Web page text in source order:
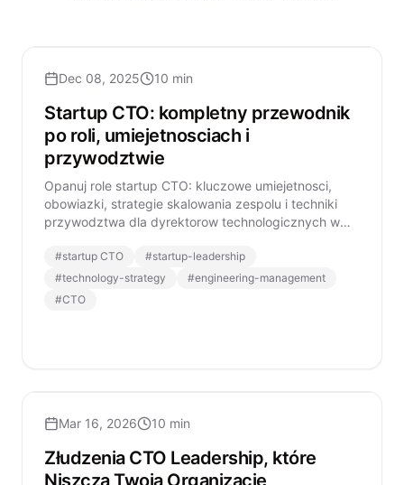
Dec 08, 2025 10 min
Startup CTO: kompletny przewodnik
po roli, umiejetnosciach i
przywodztwie
Opanuj role startup CTO: kluczowe umiejetnosci,
obowiazki, strategie skalowania zespolu i techniki
przywodztwa dla dyrektorow technologicznych w
#startup CTO #startup-leadership
#technology-strategy #engineering-management
#CTO
Mar 16, 2026 10 min
Złudzenia CTO Leadership, które
Niszczą Twoją Organizację